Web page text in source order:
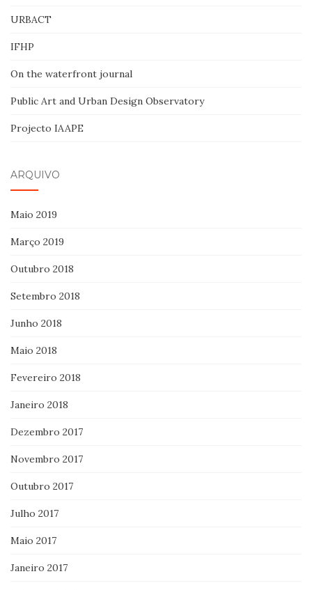
URBACT
IFHP
On the waterfront journal
Public Art and Urban Design Observatory
Projecto IAAPE
ARQUIVO
Maio 2019
Março 2019
Outubro 2018
Setembro 2018
Junho 2018
Maio 2018
Fevereiro 2018
Janeiro 2018
Dezembro 2017
Novembro 2017
Outubro 2017
Julho 2017
Maio 2017
Janeiro 2017